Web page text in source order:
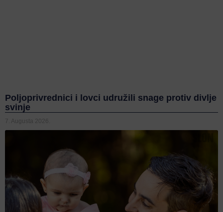
Poljoprivrednici i lovci udružili snage protiv divlje
svinje
7. Augusta 2026.